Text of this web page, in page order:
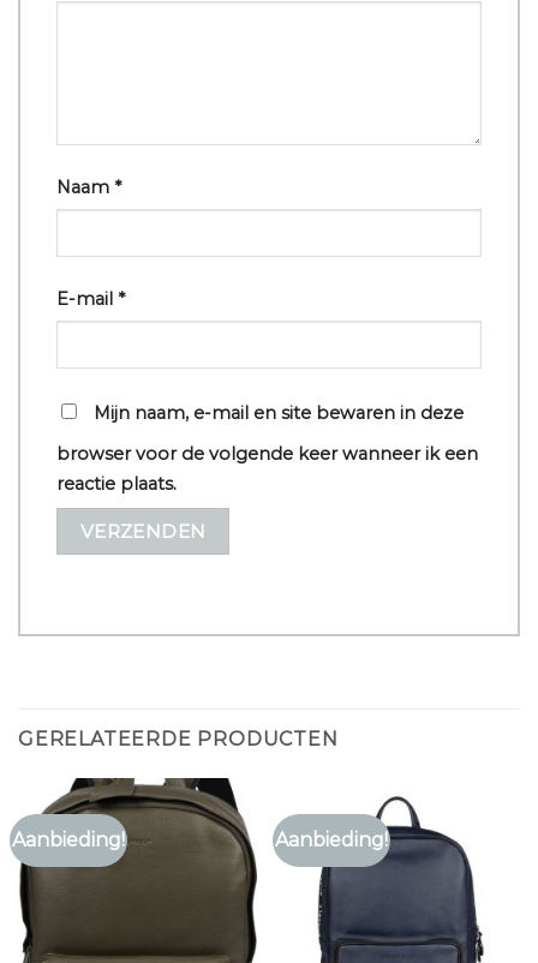
Naam *
E-mail *
Mijn naam, e-mail en site bewaren in deze
browser voor de volgende keer wanneer ik een
reactie plaats.
GERELATEERDE PRODUCTEN
Aanbieding! Aanbieding!